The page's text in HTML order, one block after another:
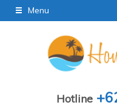
Menu
Hotline